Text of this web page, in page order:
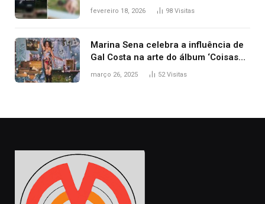
segurança; polícia investiga
fevereiro 18, 2026 98 Visitas
Marina Sena celebra a influência de
Gal Costa na arte do álbum ‘Coisas
naturais’
março 26, 2025 52Visitas